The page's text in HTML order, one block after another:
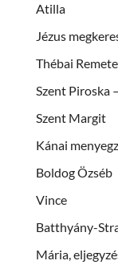
Atilla
Jézus
Thébai
Szent Piroska
Szent Margit
Kánai
Boldog Özséb
Vince
Batthyány-
Mária,